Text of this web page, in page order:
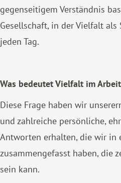
gegenseitigem Verständnis
Gesellschaft, in der Vielfalt
jeden Tag.
Was bedeutet Vielfalt im
Diese Frage haben wir
und zahlreiche persönliche,
Antworten erhalten, die wir in
zusammengefasst haben, die
sein kann.